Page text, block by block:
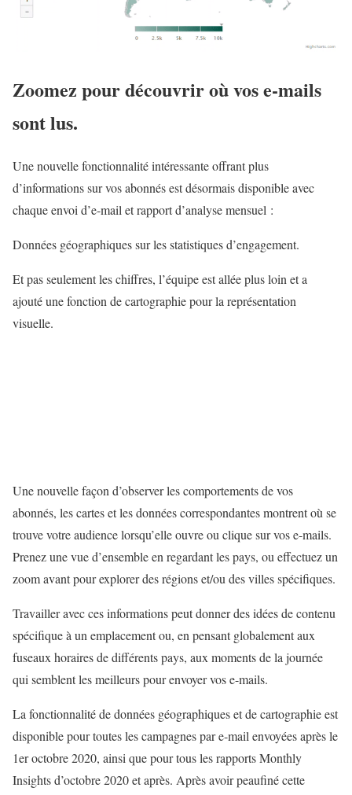
Zoomez pour découvrir où vos e-mails
sont lus.
Une nouvelle fonctionnalité intéressante offrant plus
d’informations sur vos abonnés est désormais disponible avec
chaque envoi d’e-mail et rapport d’analyse mensuel :
Données géographiques sur les statistiques d’engagement.
Et pas seulement les chiffres, l’équipe est allée plus loin et a
ajouté une fonction de cartographie pour la représentation
visuelle.
Une nouvelle façon d’observer les comportements de vos
abonnés, les cartes et les données correspondantes montrent où se
trouve votre audience lorsqu’elle ouvre ou clique sur vos e-mails.
Prenez une vue d’ensemble en regardant les pays, ou effectuez un
zoom avant pour explorer des régions et/ou des villes spécifiques.
Travailler avec ces informations peut donner des idées de contenu
spécifique à un emplacement ou, en pensant globalement aux
fuseaux horaires de différents pays, aux moments de la journée
qui semblent les meilleurs pour envoyer vos e-mails.
La fonctionnalité de données géographiques et de cartographie est
disponible pour toutes les campagnes par e-mail envoyées après le
1er octobre 2020, ainsi que pour tous les rapports Monthly
Insights d’octobre 2020 et après. Après avoir peaufiné cette